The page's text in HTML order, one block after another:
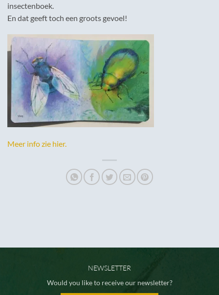
insectenboek.
En dat geeft toch een groots gevoel!
Meer info zie hier.
NEWSLETTER
Would you like to receive our newsletter?